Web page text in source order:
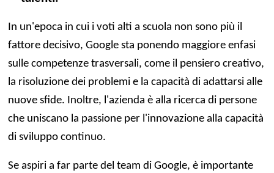
In un'epoca in cui i voti alti a scuola non sono più il
fattore decisivo, Google sta ponendo maggiore enfasi
sulle competenze trasversali, come il pensiero creativo,
la risoluzione dei problemi e la capacità di adattarsi alle
nuove sfide. Inoltre, l'azienda è alla ricerca di persone
che uniscano la passione per l'innovazione alla capacità
di sviluppo continuo.
Se aspiri a far parte del team di Google, è importante